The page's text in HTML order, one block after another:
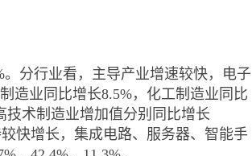
分行业看，主导产业增速较快，电子
造业同比增长8.5%，化工制造业同比
技术制造业增加值分别同比增长
快增长，集成电路、服务器、智能手